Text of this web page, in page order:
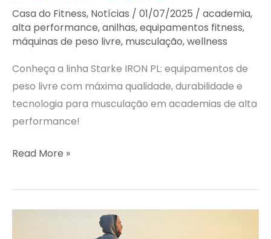
Casa do Fitness, Notícias / 01/07/2025 / academia,
alta performance,anilhas,equipamentos fitness,
máquinas de peso livre, musculação,wellness
Conheça a linha Starke IRON PL: equipamentos de
peso livre com máxima qualidade, durabilidade e
tecnologia para musculação em academias de alta
performance!
Read More »
COMO